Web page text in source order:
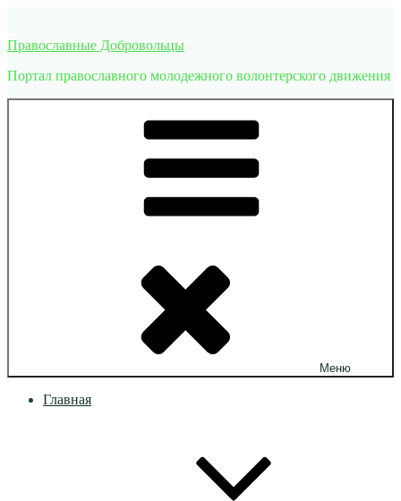
содержимому
Православные Добровольцы
Портал православного молодежного волонтерского движения
Меню
Главная